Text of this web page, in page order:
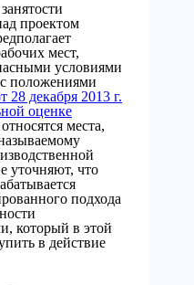
проектом
мест,
условиями
положениями
28 декабря 2013 г.
оценке
места,
уточняют, что
подхода
который в этой
в действие